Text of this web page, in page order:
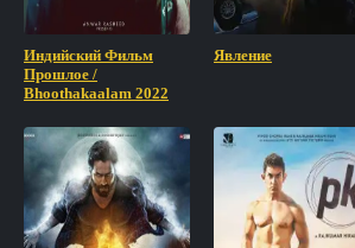
Индийский Фильм
Прошлое /
Bhoothakaalam 2022
Явление